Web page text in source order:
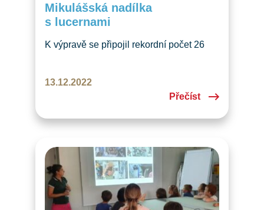
Mikulášská nadílka
s lucernami
K výpravě se připojil rekordní počet 26
13.12.2022
Přečíst